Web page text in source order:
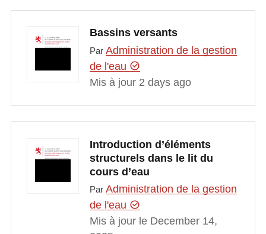
Bassins versants
Par Administration de la gestion
de l'eau
Mis à jour 2 days ago
Introduction d’éléments
structurels dans le lit du
cours d’eau
Par Administration de la gestion
de l'eau
Mis à jour le December 14,